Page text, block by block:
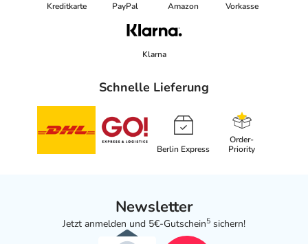
Kreditkarte PayPal Amazon Vorkasse
Klarna
Schnelle Lieferung
Berlin Express
Order-
Priority
Newsletter
Jetzt anmelden und 5€-Gutschein5 sichern!